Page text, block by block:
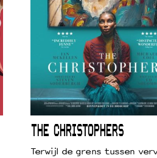
THE CHRISTOPHERS
Terwijl de grens tussen